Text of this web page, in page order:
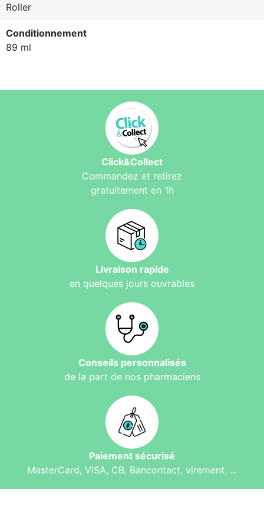
Roller
Conditionnement
89 ml
Click&Collect
Commandez et retirez
gratuitement en 1h
Livraison rapide
en quelques jours ouvrables
Conseils personnalisés
de la part de nos pharmaciens
Paiement sécurisé
MasterCard, VISA, CB, Bancontact, virement, ...